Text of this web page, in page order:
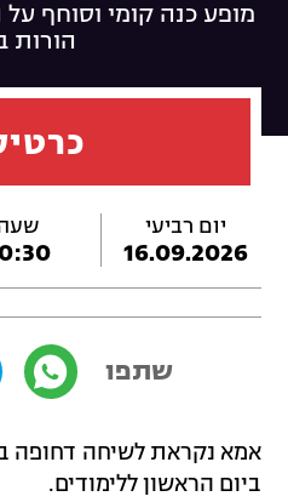
מופע כנה קומי וסוחף
הורות
יום רביעי
16.09.2026
שתפו
ביום הראשון ללימודים.